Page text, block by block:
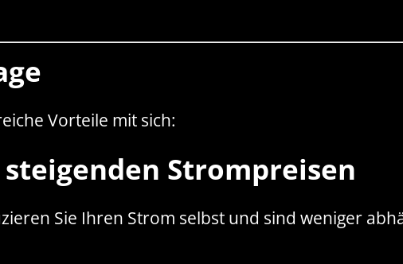
Vorteile mit sich:
Strompreisen
Sie Ihren Strom selbst und sind weniger